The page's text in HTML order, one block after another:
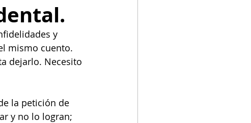
y
mismo cuento.
dejarlo. Necesito
la petición de
y no lo logran;